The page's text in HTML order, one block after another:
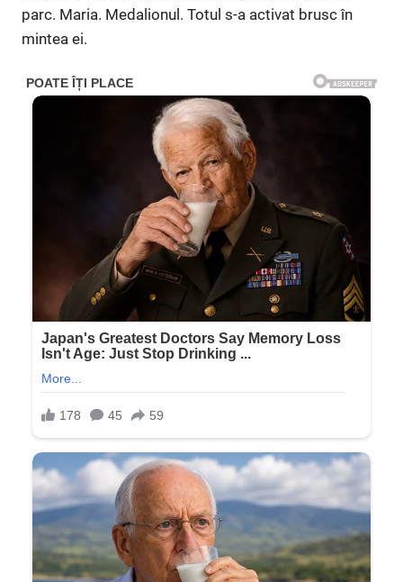
parc. Maria. Medalionul. Totul s-a activat brusc în
mintea ei.